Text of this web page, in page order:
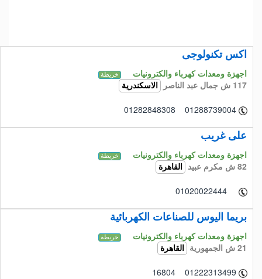
اكس تكنولوجى
اجهزة ومعدات كهرباء والكترونيات خريطة
117 ش جمال عبد الناصر الاسكندرية
01282848308 01288739004
على غريب
اجهزة ومعدات كهرباء والكترونيات خريطة
82 ش مكرم عبيد القاهرة
01020022444
بريما اليوس للصناعات الكهربائية
اجهزة ومعدات كهرباء والكترونيات خريطة
21 ش الجمهورية القاهرة
16804 01222313499